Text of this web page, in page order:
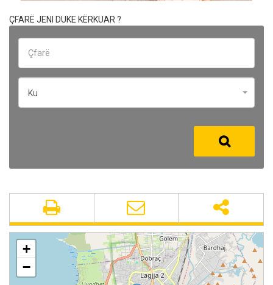
ÇFARË JENI DUKE KËRKUAR ?
Ku
+
−